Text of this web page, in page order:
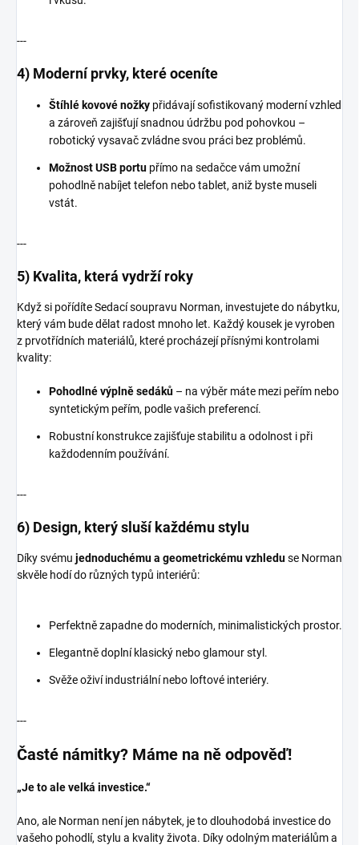
---
4) Moderní prvky, které oceníte
Štíhlé kovové nožky přidávají sofistikovaný moderní vzhled
a zároveň zajišťují snadnou údržbu pod pohovkou –
robotický vysavač zvládne svou práci bez problémů.
Možnost USB portu přímo na sedačce vám umožní
pohodlně nabíjet telefon nebo tablet, aniž byste museli
vstát.
---
5) Kvalita, která vydrží roky
Když si pořídíte Sedací soupravu Norman, investujete do nábytku,
který vám bude dělat radost mnoho let. Každý kousek je vyroben
z prvotřídních materiálů, které procházejí přísnými kontrolami
kvality:
Pohodlné výplně sedáků – na výběr máte mezi peřím nebo
syntetickým peřím, podle vašich preferencí.
Robustní konstrukce zajišťuje stabilitu a odolnost i při
každodenním používání.
---
6) Design, který sluší každému stylu
Díky svému jednoduchému a geometrickému vzhleduse Norman
skvěle hodí do různých typů interiérů:
Perfektně zapadne do moderních, minimalistických prostor.
Elegantně doplní klasický nebo glamour styl.
Svěže oživí industriální nebo loftové interiéry.
---
Časté námitky? Máme na ně odpověď!
„Je to ale velká investice.“
Ano, ale Norman není jen nábytek, je to dlouhodobá investice do
vašeho pohodlí, stylu a kvality života. Díky odolným materiálům a